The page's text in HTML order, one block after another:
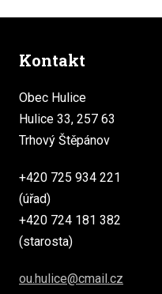
Kontakt
Obec Hulice
Hulice 33, 257 63
Trhový Štěpánov
+420 725 934 221
(úřad)
+420 724 181 382
(starosta)
ou.hulice@cmail.cz